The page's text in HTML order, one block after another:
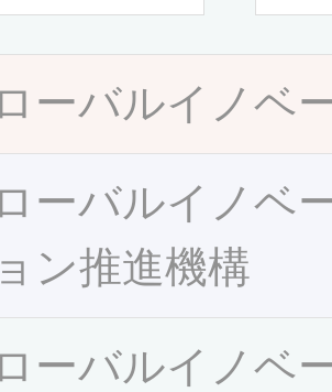
ーバルイノベ
ーバルイノベ
ン推進機構
ーバルイノベ